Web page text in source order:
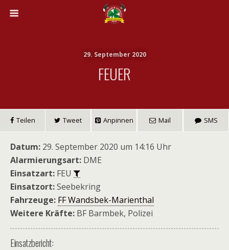
29. September 2020
FEUER
Teilen Tweet Anpinnen Mail SMS
Datum: 29. September 2020 um 14:16 Uhr
Alarmierungsart: DME
Einsatzart: FEU
Einsatzort:Seebekring
Fahrzeuge: FF Wandsbek-Marienthal
Weitere Kräfte: BF Barmbek, Polizei
Einsatzbericht: